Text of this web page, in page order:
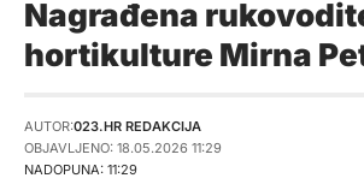
Nagrađena
hortikulture Mirna
NADOPUNA: 11:29
AUTOR:023.HR REDAKCIJA
OBJAVLJENO: 18.05.2026 11:29